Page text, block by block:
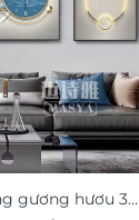
gương hươu 3D